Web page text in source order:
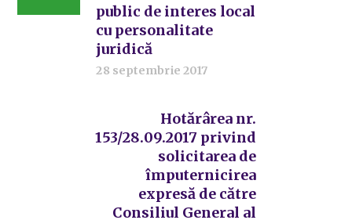
public de interes local
cu personalitate
juridică
28 septembrie 2017
Hotărârea nr.
153/28.09.2017 privind
solicitarea de
împuternicirea
expresă de către
Consiliul General al